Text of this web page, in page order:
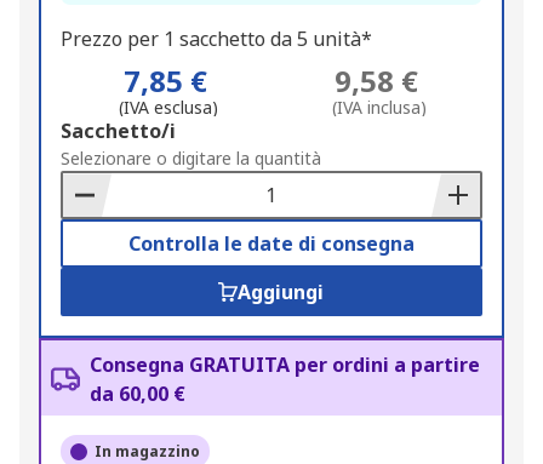
Prezzo per 1 sacchetto da 5 unità*
7,85 €
(IVA esclusa)
9,58 €
(IVA inclusa)
Add
to
Basket
Sacchetto/i
Selezionare o digitare la quantità
Controlla le date di consegna
Aggiungi
Consegna GRATUITA per ordini a partire
da 60,00 €
In magazzino